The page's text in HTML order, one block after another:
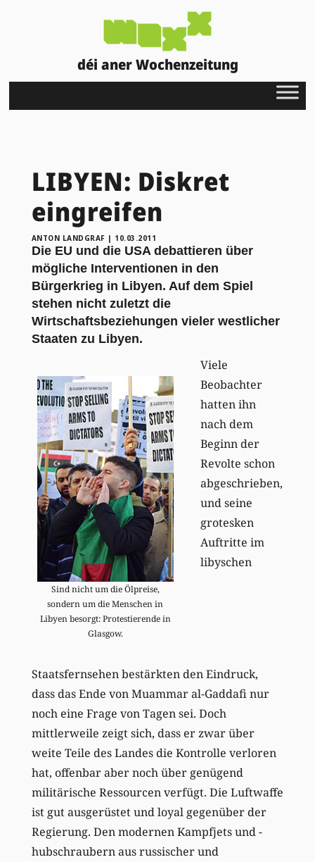
déi aner Wochenzeitung
LIBYEN: Diskret
eingreifen
ANTON LANDGRAF | 10.03.2011
Die EU und die USA debattieren über
mögliche Interventionen in den
Bürgerkrieg in Libyen. Auf dem Spiel
stehen nicht zuletzt die
Wirtschaftsbeziehungen vieler westlicher
Staaten zu Libyen.
Sind nicht um die Ölpreise,
sondern um die Menschen in
Libyen besorgt: Protestierende in
Glasgow.
Viele
Beobachter
hatten ihn
nach dem
Beginn der
Revolte schon
abgeschrieben,
und seine
grotesken
Auftritte im
libyschen
Staatsfernsehen bestärkten den Eindruck,
dass das Ende von Muammar al-Gaddafi nur
noch eine Frage von Tagen sei. Doch
mittlerweile zeigt sich, dass er zwar über
weite Teile des Landes die Kontrolle verloren
hat, offenbar aber noch über genügend
militärische Ressourcen verfügt. Die Luftwaffe
ist gut ausgerüstet und loyal gegenüber der
Regierung. Den modernen Kampfjets und -
hubschraubern aus russischer und